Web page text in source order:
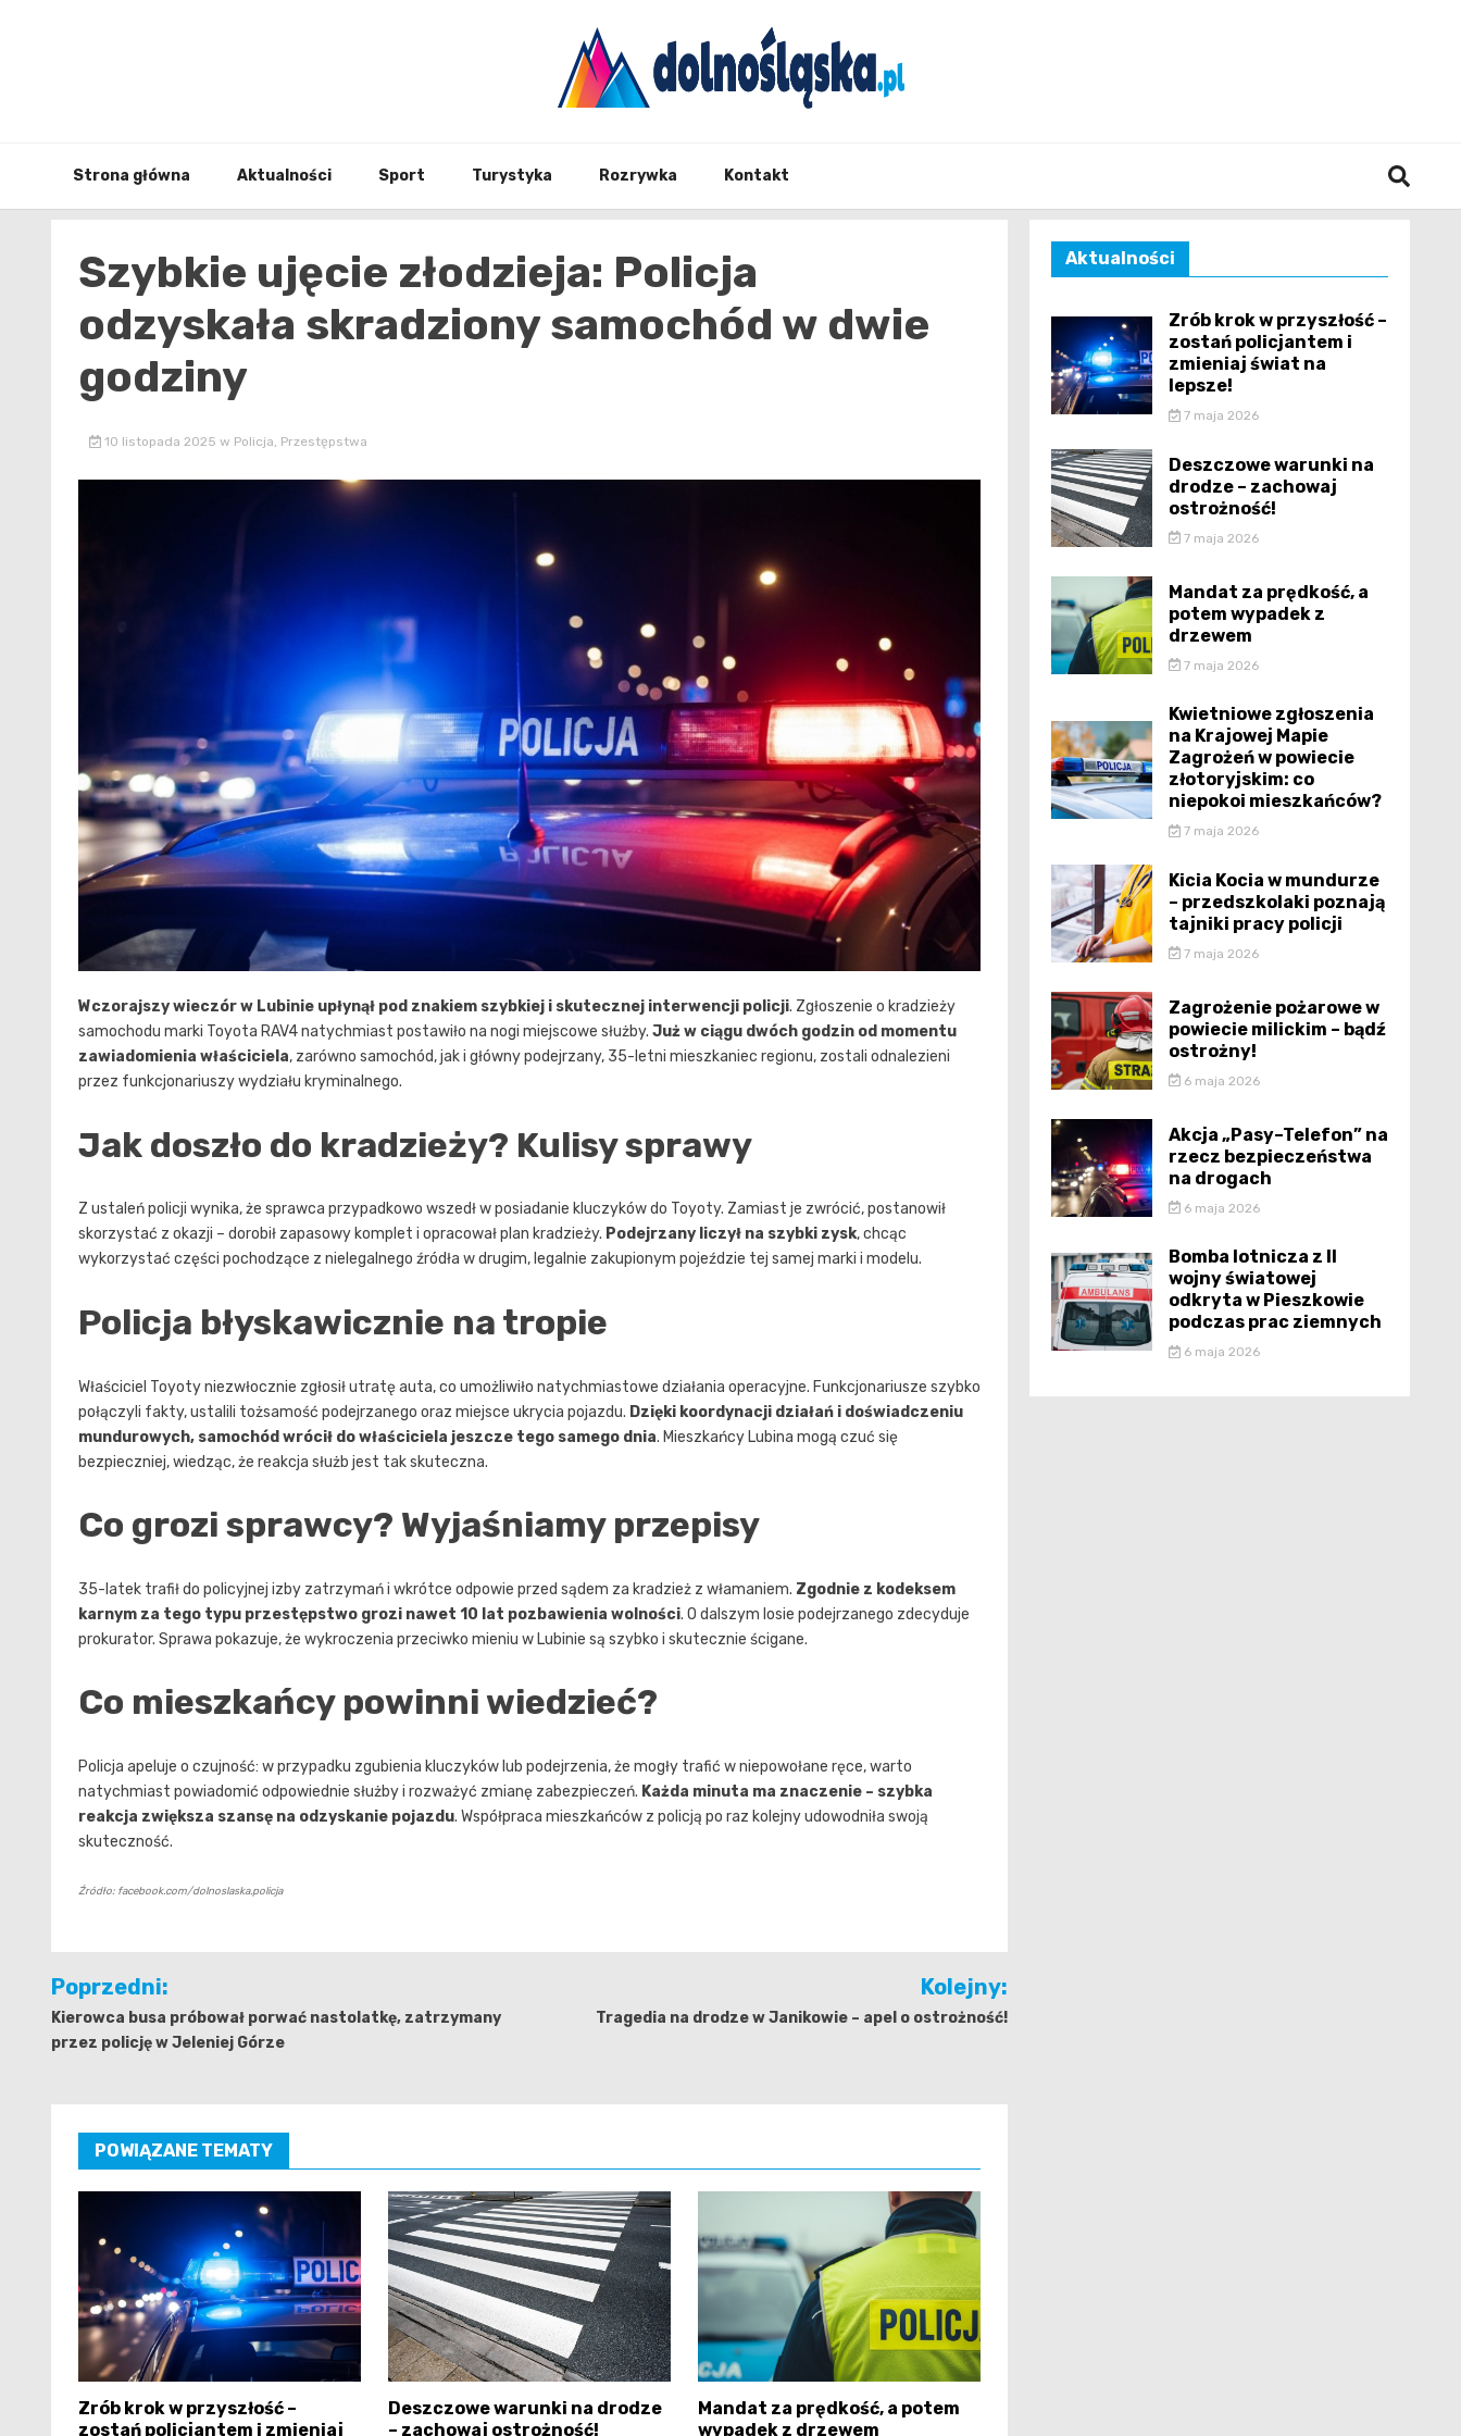
Strona główna Aktualności Sport Turystyka Rozrywka Kontakt
Szybkie ujęcie złodzieja: Policja
odzyskała skradziony samochód w dwie
godziny
10 listopada 2025 w Policja, Przestępstwa
Wczorajszy wieczór w Lubinie upłynął pod znakiem szybkiej i skutecznej interwencji policji. Zgłoszenie o kradzieży
samochodu marki Toyota RAV4 natychmiast postawiło na nogi miejscowe służby. Już w ciągu dwóch godzin od momentu
zawiadomienia właściciela, zarówno samochód, jak i główny podejrzany, 35-letni mieszkaniec regionu, zostali odnalezieni
przez funkcjonariuszy wydziału kryminalnego.
Jak doszło do kradzieży? Kulisy sprawy
Z ustaleń policji wynika, że sprawca przypadkowo wszedł w posiadanie kluczyków do Toyoty. Zamiast je zwrócić, postanowił
skorzystać z okazji – dorobił zapasowy komplet i opracował plan kradzieży. Podejrzany liczył na szybki zysk, chcąc
wykorzystać części pochodzące z nielegalnego źródła w drugim, legalnie zakupionym pojeździe tej samej marki i modelu.
Policja błyskawicznie na tropie
Właściciel Toyoty niezwłocznie zgłosił utratę auta, co umożliwiło natychmiastowe działania operacyjne. Funkcjonariusze szybko
połączyli fakty, ustalili tożsamość podejrzanego oraz miejsce ukrycia pojazdu. Dzięki koordynacji działań i doświadczeniu
mundurowych, samochód wrócił do właściciela jeszcze tego samego dnia. Mieszkańcy Lubina mogą czuć się
bezpieczniej, wiedząc, że reakcja służb jest tak skuteczna.
Co grozi sprawcy? Wyjaśniamy przepisy
35-latek trafił do policyjnej izby zatrzymań i wkrótce odpowie przed sądem za kradzież z włamaniem. Zgodnie z kodeksem
karnym za tego typu przestępstwo grozi nawet 10 lat pozbawienia wolności. O dalszym losie podejrzanego zdecyduje
prokurator. Sprawa pokazuje, że wykroczenia przeciwko mieniu w Lubinie są szybko i skutecznie ścigane.
Co mieszkańcy powinni wiedzieć?
Policja apeluje o czujność: w przypadku zgubienia kluczyków lub podejrzenia, że mogły trafić w niepowołane ręce, warto
natychmiast powiadomić odpowiednie służby i rozważyć zmianę zabezpieczeń. Każda minuta ma znaczenie – szybka
reakcja zwiększa szansę na odzyskanie pojazdu. Współpraca mieszkańców z policją po raz kolejny udowodniła swoją
skuteczność.
Źródło: facebook.com/dolnoslaska.policja
Nawigacja
wpisu
Poprzedni:
Kierowca busa próbował porwać nastolatkę, zatrzymany
przez policję w Jeleniej Górze
Kolejny:
Tragedia na drodze w Janikowie – apel o ostrożność!
POWIĄZANE TEMATY
Zrób krok w przyszłość –
zostań policjantem i zmieniaj
Deszczowe warunki na drodze
– zachowaj ostrożność!
Mandat za prędkość, a potem
wypadek z drzewem
Aktualności
Zrób krok w przyszłość –
zostań policjantem i
zmieniaj świat na
lepsze!
7 maja 2026
Deszczowe warunki na
drodze – zachowaj
ostrożność!
7 maja 2026
Mandat za prędkość, a
potem wypadek z
drzewem
7 maja 2026
Kwietniowe zgłoszenia
na Krajowej Mapie
Zagrożeń w powiecie
złotoryjskim: co
niepokoi mieszkańców?
7 maja 2026
Kicia Kocia w mundurze
– przedszkolaki poznają
tajniki pracy policji
7 maja 2026
Zagrożenie pożarowe w
powiecie milickim – bądź
ostrożny!
6 maja 2026
Akcja „Pasy–Telefon” na
rzecz bezpieczeństwa
na drogach
6 maja 2026
Bomba lotnicza z II
wojny światowej
odkryta w Pieszkowie
podczas prac ziemnych
6 maja 2026